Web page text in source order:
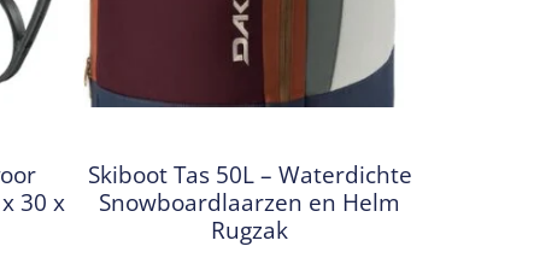
30 x
Skiboot Tas 50L – Waterdichte
Snowboardlaarzen en Helm
Rugzak